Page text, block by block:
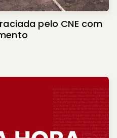
pelo CNE com